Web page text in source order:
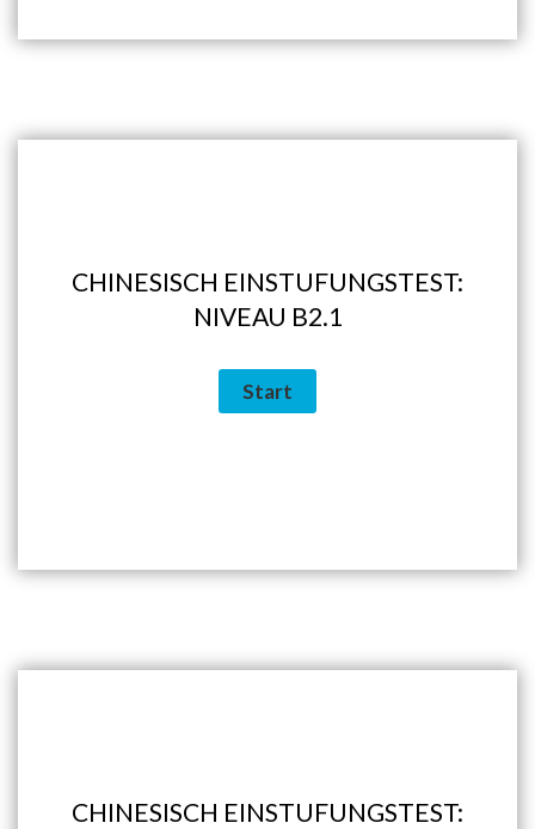
CHINESISCH EINSTUFUNGSTEST:
NIVEAU B2.1
CHINESISCH EINSTUFUNGSTEST: